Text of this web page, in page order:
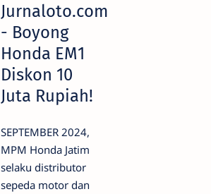
Jurnaloto.com
- Boyong
Honda EM1
Diskon 10
Juta Rupiah!
SEPTEMBER 2024,
MPM Honda Jatim
selaku distributor
sepeda motor dan